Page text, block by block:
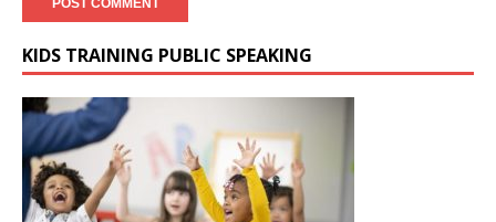
KIDS TRAINING PUBLIC SPEAKING